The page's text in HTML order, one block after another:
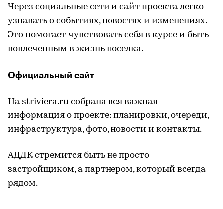
Через социальные сети и сайт проекта легко
узнавать о событиях, новостях и изменениях.
Это помогает чувствовать себя в курсе и быть
вовлеченным в жизнь поселка.
Официальный сайт
На striviera.ru собрана вся важная
информация о проекте: планировки, очереди,
инфраструктура, фото, новости и контакты.
АДДК стремится быть не просто
застройщиком, а партнером, который всегда
рядом.